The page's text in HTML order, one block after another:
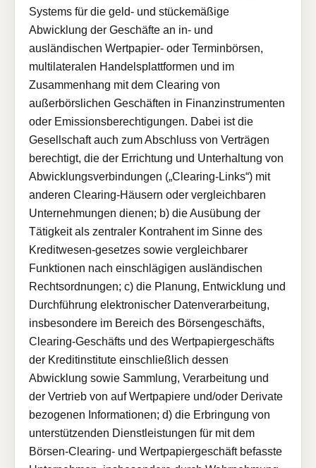
Systems für die geld- und stückemäßige
Abwicklung der Geschäfte an in- und
ausländischen Wertpapier- oder Terminbörsen,
multilateralen Handelsplattformen und im
Zusammenhang mit dem Clearing von
außerbörslichen Geschäften in Finanzinstrumenten
oder Emissionsberechtigungen. Dabei ist die
Gesellschaft auch zum Abschluss von Verträgen
berechtigt, die der Errichtung und Unterhaltung von
Abwicklungsverbindungen („Clearing-Links“) mit
anderen Clearing-Häusern oder vergleichbaren
Unternehmungen dienen; b) die Ausübung der
Tätigkeit als zentraler Kontrahent im Sinne des
Kreditwesen-gesetzes sowie vergleichbarer
Funktionen nach einschlägigen ausländischen
Rechtsordnungen; c) die Planung, Entwicklung und
Durchführung elektronischer Datenverarbeitung,
insbesondere im Bereich des Börsengeschäfts,
Clearing-Geschäfts und des Wertpapiergeschäfts
der Kreditinstitute einschließlich dessen
Abwicklung sowie Sammlung, Verarbeitung und
der Vertrieb von auf Wertpapiere und/oder Derivate
bezogenen Informationen; d) die Erbringung von
unterstützenden Dienstleistungen für mit dem
Börsen-Clearing- und Wertpapiergeschäft befasste